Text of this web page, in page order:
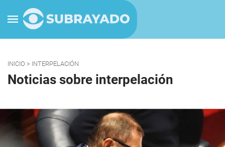
INICIO > INTERPELACIÓN
Noticias sobre interpelación